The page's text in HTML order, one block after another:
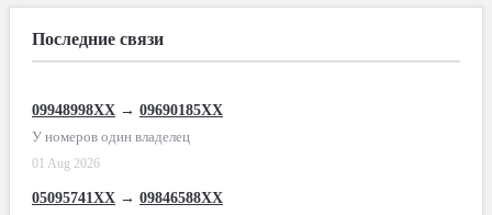
Последние связи
09948998XX → 09690185XX
У номеров один владелец
01 Aug 2026
05095741XX → 09846588XX